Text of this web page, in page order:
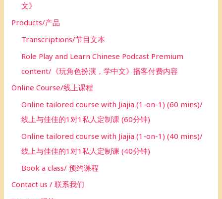
文》
Products/产品
Transcriptions/节目文本
Role Play and Learn Chinese Podcast Premium
content/《玩角色扮演，学中文》播客付费内容
Online Course/线上课程
Online tailored course with Jiajia (1-on-1) (60 mins)/
线上与佳佳的1对1私人定制课 (60分钟)
Online tailored course with Jiajia (1-on-1) (40 mins)/
线上与佳佳的1对1私人定制课 (40分钟)
Book a class/ 预约课程
Contact us / 联系我们